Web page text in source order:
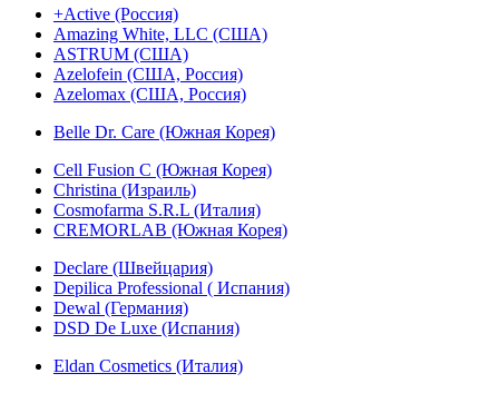
+Active (Россия)
Amazing White, LLC (США)
ASTRUM (США)
Azelofein (США, Россия)
Azelomax (США, Россия)
Belle Dr. Care (Южная Корея)
Cell Fusion C (Южная Корея)
Christina (Израиль)
Cosmofarma S.R.L (Италия)
CREMORLAB (Южная Корея)
Declare (Швейцария)
Depilica Professional ( Испания)
Dewal (Германия)
DSD De Luxe (Испания)
Eldan Cosmetics (Италия)